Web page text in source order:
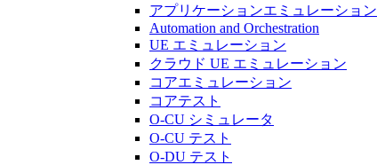
アプリケーションエミュレーション
Automation and Orchestration
UE エミュレーション
クラウド UE エミュレーション
コアエミュレーション
コアテスト
O-CU シミュレータ
O-CU テスト
O-DU テスト